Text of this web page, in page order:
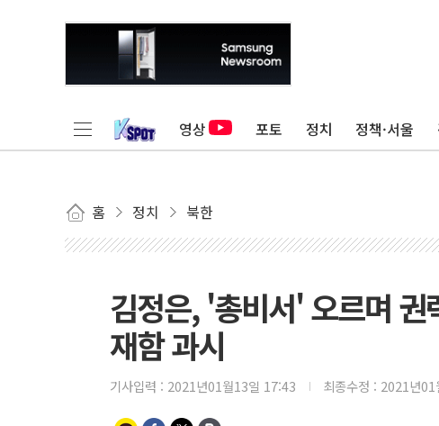
영상 포토 정치 정책·서울
홈 정치 북한
김정은, '총비서' 오르며
재함 과시
기사입력 : 2021년01월13일 17:43 최종수정 : 2021년